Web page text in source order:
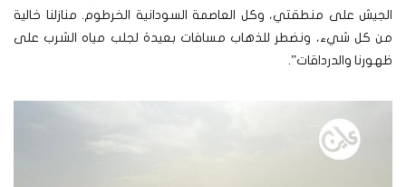
الجيش على منطقتي، وكل العاصمة السودانية الخرطوم. منازلنا خالية
من كل شيء، ونضطر للذهاب مسافات بعيدة لجلب مياه الشرب على
ظهورنا والدرداقات”.